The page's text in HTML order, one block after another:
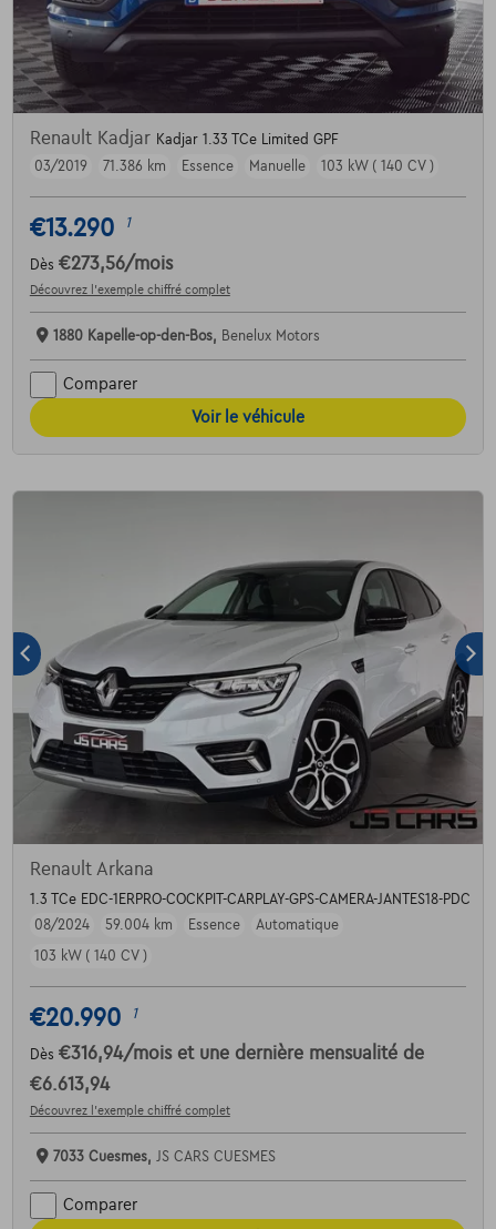
Renault Kadjar Kadjar 1.33 TCe Limited GPF
03/2019
71.386 km Essence Manuelle 103 kW ( 140 CV )
€13.290 1
Dès €273,56/mois
Découvrez l’exemple chiffré complet
1880 Kapelle-op-den-Bos, Benelux Motors
Comparer
Voir le véhicule
Renault Arkana
1.3 TCe EDC-1ERPRO-COCKPIT-CARPLAY-GPS-CAMERA-JANTES18-PDC
08/2024
59.004 km Essence
Automatique
103 kW ( 140 CV )
€20.990 1
Dès €316,94/mois et une dernière mensualité de
€6.613,94
Découvrez l’exemple chiffré complet
7033 Cuesmes, JS CARS CUESMES
Comparer